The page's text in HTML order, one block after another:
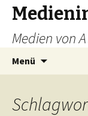
Medien von
Menü